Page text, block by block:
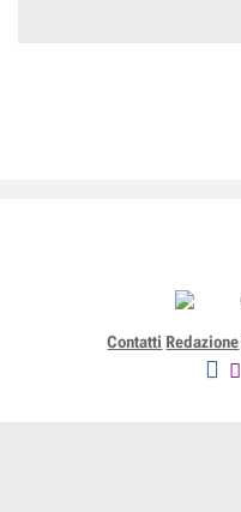
Contatti Redazione